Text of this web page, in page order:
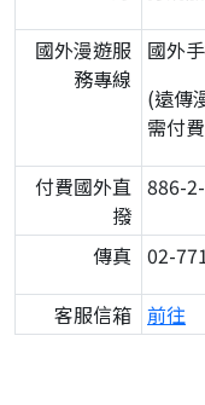
國外漫遊服
務專線
國外
(遠傳
需付
付費國外直
撥
886-
傳真 02-
客服信箱 前往